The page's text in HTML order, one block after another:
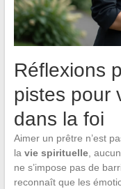
Réflexions
pistes pour
dans la foi
Aimer un prêtre n’est
la vie spirituelle,
ne s’impose pas de
reconnaît que les